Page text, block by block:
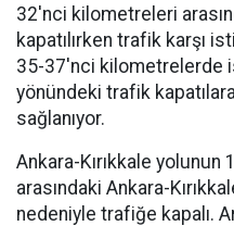
32'nci kilometreleri
kapatılırken trafik karşı
35-37'nci kilometrelerde
yönündeki trafik
sağlanıyor.
Ankara-Kırıkkale
arasındaki Ankara-
nedeniyle trafiğe kapalı.